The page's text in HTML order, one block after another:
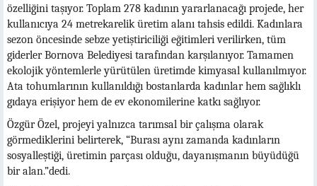
özelliğini taşıyor. Toplam 278 kadının yararlanacağı projede, her
kullanıcıya 24 metrekarelik üretim alanı tahsis edildi. Kadınlara
sezon öncesinde sebze yetiştiriciliği eğitimleri verilirken, tüm
giderler Bornova Belediyesi tarafından karşılanıyor. Tamamen
ekolojik yöntemlerle yürütülen üretimde kimyasal kullanılmıyor.
Ata tohumlarının kullanıldığı bostanlarda kadınlar hem sağlıklı
gıdaya erişiyor hem de ev ekonomilerine katkı sağlıyor.
Özgür Özel, projeyi yalnızca tarımsal bir çalışma olarak
görmediklerini belirterek, “Burası aynı zamanda kadınların
sosyalleştiği, üretimin parçası olduğu, dayanışmanın büyüdüğü
bir alan.”dedi.